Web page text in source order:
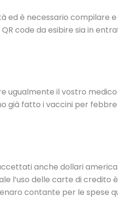
ed è necessario compilare e
code da esibire sia in
ugualmente il vostro
già fatto i vaccini per
anche dollari
l’uso delle carte di
contante per le spese